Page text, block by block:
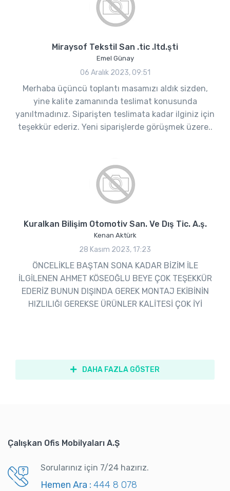
Miraysof Tekstil San .tic .ltd.şti
Emel Günay
06 Aralık 2023, 09:51
Merhaba üçüncü toplantı masamızı aldık sizden,
yine kalite zamanında teslimat konusunda
yanıltmadınız. Siparişten teslimata kadar ilginiz için
teşekkür ederiz. Yeni siparişlerde görüşmek üzere..
Kuralkan Bilişim Otomotiv San. Ve Dış Tic. A.ş.
Kenan Aktürk
28 Kasım 2023, 17:23
ÖNCELİKLE BAŞTAN SONA KADAR BİZİM İLE
İLGİLENEN AHMET KÖSEOĞLU BEYE ÇOK TEŞEKKÜR
EDERİZ BUNUN DIŞINDA GEREK MONTAJ EKİBİNİN
HIZLILIĞI GEREKSE ÜRÜNLER KALİTESİ ÇOK İYİ
DAHA FAZLA GÖSTER
Çalışkan Ofis Mobilyaları A.Ş
Sorularınız için 7/24 hazırız.
Hemen Ara : 444 8 078